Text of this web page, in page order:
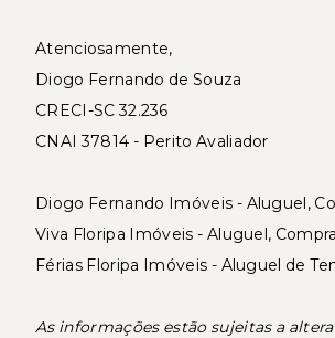
Atenciosamente,
Diogo Fernando de Souza
CRECI-SC 32.236
CNAI 37814 - Perito Avaliador
Diogo Fernando Imóveis - Aluguel,
Viva Floripa Imóveis - Aluguel,
Férias Floripa Imóveis - Aluguel de
As informações estão sujeitas a